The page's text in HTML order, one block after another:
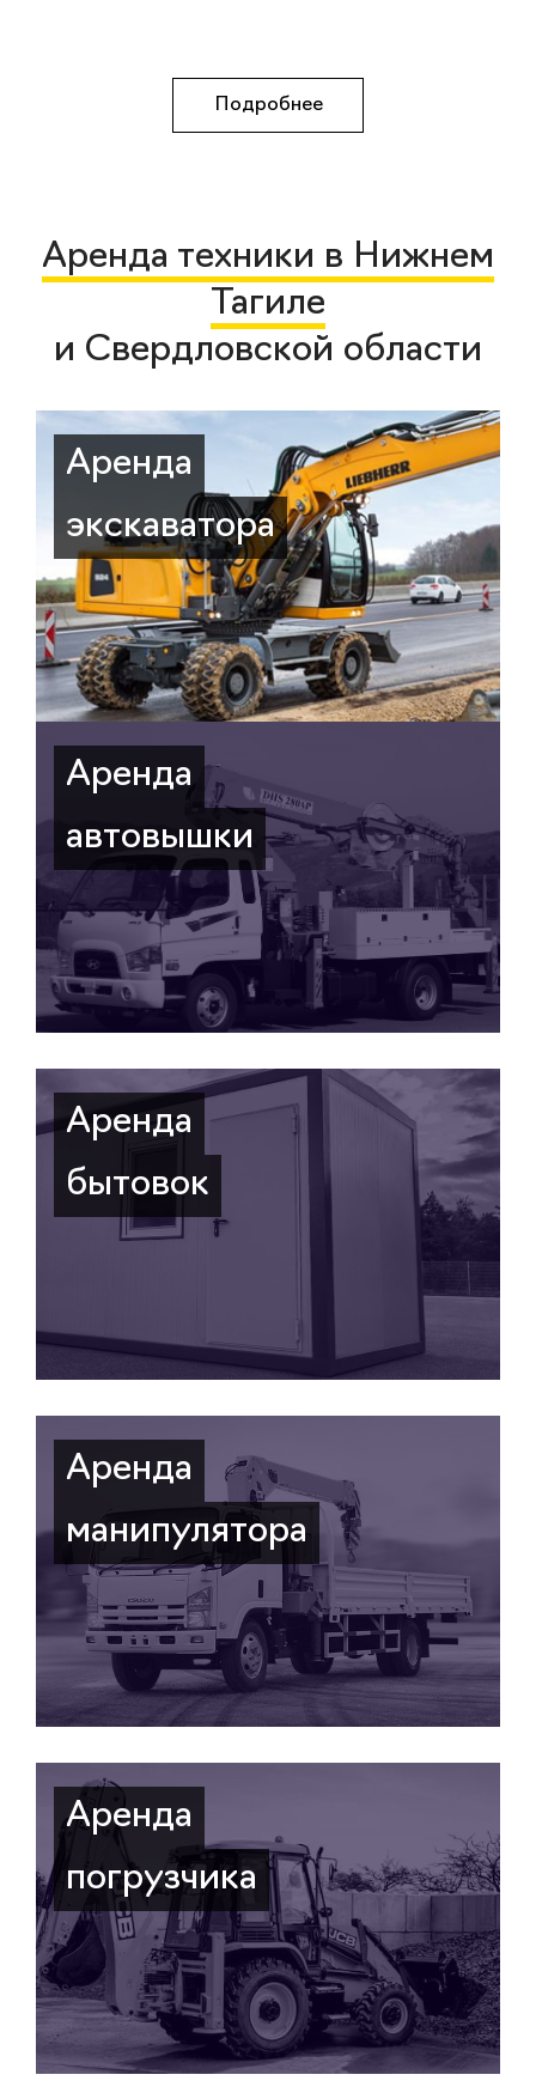
Подробнее
Аренда техники в Нижнем
Тагиле
и Свердловской области
Аренда
экскаватора
Аренда
автовышки
Аренда
бытовок
Аренда
манипулятора
Аренда
погрузчика